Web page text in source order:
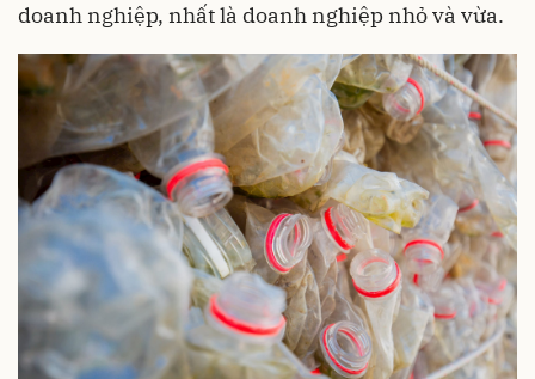
doanh nghiệp, nhất là doanh nghiệp nhỏ và vừa.